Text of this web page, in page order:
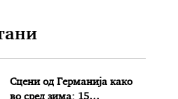
Сцени од Германија како
во сред зима: 15